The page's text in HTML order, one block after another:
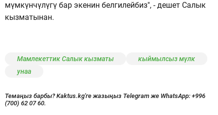
мүмкүнчүлүгү бар экенин белгилейбиз", - дешет Салык
кызматынан.
Мамлекеттик Салык кызматы
кыймылсыз мүлк
унаа
Темаңыз барбы? Kaktus.kg'ге жазыңыз Telegram же WhatsApp: +996
(700) 62 07 60.